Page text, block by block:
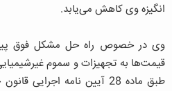
انگیزه وی کاهش می‌یابد.
وی در خصوص راه حل مشکل فوق
قیمت‌ها به تجهیزات و سموم
طبق ماده 28 آیین نامه